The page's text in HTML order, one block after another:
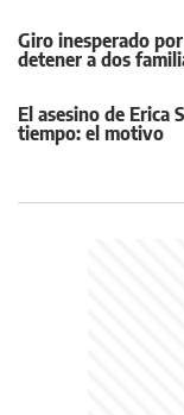
Giro inesperado
detener a dos
El asesino de Erica
tiempo: el motivo